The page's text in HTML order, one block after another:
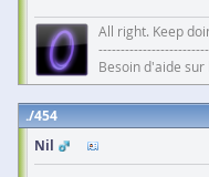
All right. Keep
Besoin d'aide sur
454
Nil